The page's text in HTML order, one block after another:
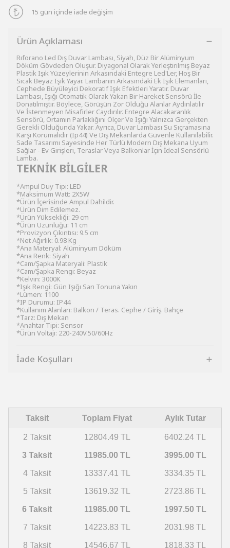
15 gün içinde iade değişim
Ürün Açıklaması
Rıforano Led Dış Duvar Lambası, Siyah, Düz Bir Alüminyum
Döküm Gövdeden Oluşur. Diyagonal Olarak Yerleştirilmiş Beyaz
Plastik Işık Yüzeylerinin Arkasındaki Entegre Led'Ler, Hoş Bir
Sıcak Beyaz Işık Yayar. Lambanın Arkasındaki Ek Işık Elemanları,
Cephede Büyüleyici Dekoratif Işık Efektleri Yaratır. Duvar
Lambası, Işığı Otomatik Olarak Yakan Bir Hareket Sensörü İle
Donatılmıştır. Böylece, Görüşün Zor Olduğu Alanlar Aydınlatılır
Ve İstenmeyen Misafirler Caydırılır. Entegre Alacakaranlık
Sensörü, Ortamın Parlaklığını Ölçer Ve Işığı Yalnızca Gerçekten
Gerekli Olduğunda Yakar. Ayrıca, Duvar Lambası Su Sıçramasına
Karşı Korumalıdır (Ip44) Ve Dış Mekanlarda Güvenle Kullanılabilir.
Sade Tasarımı Sayesinde Her Türlü Modern Dış Mekana Uyum
Sağlar - Ev Girişleri, Teraslar Veya Balkonlar İçin İdeal Sensörlü
Lamba.
TEKNİK BİLGİLER
*Ampul Duy Tipi: LED
*Maksimum Watt: 2X5W
*Ürün İçerisinde Ampul Dahildir.
*Ürün Dim Edilemez.
*Ürün Yüksekliği: 29 cm
*Ürün Uzunluğu: 11 cm
*Provizyon Çıkıntısı: 9.5 cm
*Net Ağırlık: 0.98 Kg
*Ana Materyal: Alüminyum Döküm
*Ana Renk: Siyah
*Cam/Şapka Materyali: Plastik
*Cam/Şapka Rengi: Beyaz
*Kelvın: 3000K
*Işık Rengi: Gün Işığı Sarı Tonuna Yakın
*Lümen: 1100
*IP Durumu: IP44
*Kullanım Alanları: Balkon / Teras. Cephe / Giriş. Bahçe
*Tarz: Dış Mekan
*Anahtar Tipi: Sensor
*Ürün Voltajı: 220-240V.50/60Hz
İade Koşulları
Taksit Toplam Fiyat Aylık Tutar
2 Taksit 12804.49 TL 6402.24 TL
3 Taksit 11985.00 TL 3995.00 TL
4 Taksit 13337.41 TL 3334.35 TL
5 Taksit 13619.32 TL 2723.86 TL
6 Taksit 11985.00 TL 1997.50 TL
7 Taksit 14223.83 TL 2031.98 TL
8 Taksit 14546.67 TL 1818.33 TL